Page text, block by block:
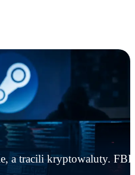
a tracili kryptowaluty. FBI